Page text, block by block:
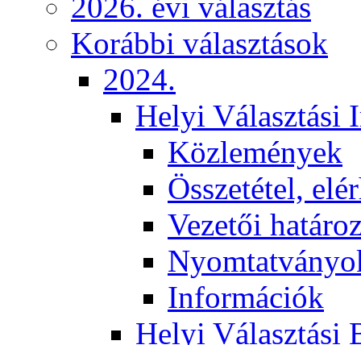
Korábbi választások
2024.
Helyi Választási
Közlemények
Összetétel,
Vezetői
Információk
Helyi Választási